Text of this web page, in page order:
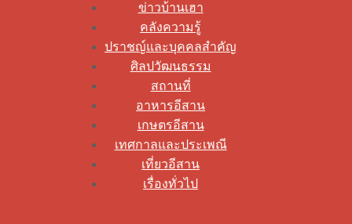
ข่าวบ้านเฮา
คลังความรู้
ปราชญ์และบุคคลสำคัญ
ศิลปวัฒนธรรม
สถานที่
อาหารอีสาน
เกษตรอีสาน
เทศกาลและประเพณี
เที่ยวอีสาน
เรื่องทั่วไป